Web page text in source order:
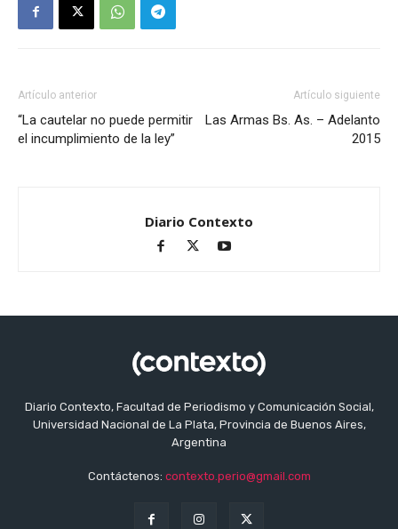
Artículo anterior
“La cautelar no puede permitir
el incumplimiento de la ley”
Artículo siguiente
Las Armas Bs. As. – Adelanto
2015
Diario Contexto
Diario Contexto, Facultad de Periodismo y Comunicación Social,
Universidad Nacional de La Plata, Provincia de Buenos Aires,
Argentina
Contáctenos: contexto.perio@gmail.com